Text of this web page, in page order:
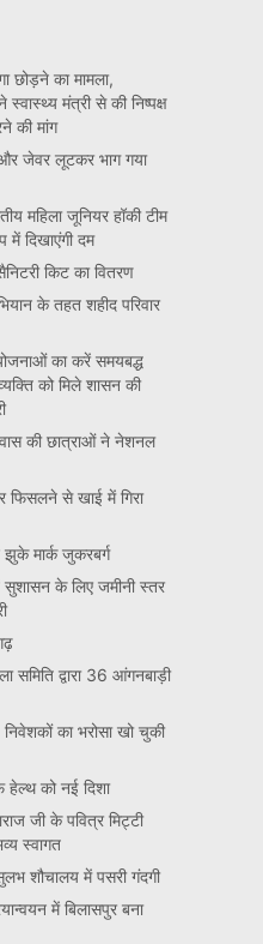
छोड़ने का मामला,
मंत्री से की निष्पक्ष
की मांग
और जेवर लूटकर भाग गया
महिला जूनियर हॉकी टीम
में दिखाएंगी दम
किट का वितरण
के तहत शहीद परिवार
का करें समयबद्ध
को मिले शासन की
की छात्राओं ने नेशनल
फिसलने से खाई में गिरा
झुके मार्क जुकरबर्ग
सुशासन के लिए जमीनी स्तर
समिति द्वारा 36 आंगनबाड़ी
का भरोसा खो चुकी
हेल्थ को नई दिशा
जी के पवित्र मिट्टी
स्वागत
शौचालय में पसरी गंदगी
में बिलासपुर बना